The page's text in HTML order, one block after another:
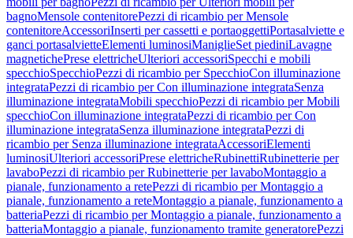
bagnoMensole contenitorePezzi di ricambio per Mensole
contenitoreAccessoriInserti per cassetti e portaoggettiPortasalviette e
ganci portasalvietteElementi luminosiManiglieSet piediniLavagne
magnetichePrese elettricheUlteriori accessoriSpecchi e mobili
specchioSpecchioPezzi di ricambio per SpecchioCon illuminazione
integrataPezzi di ricambio per Con illuminazione integrataSenza
illuminazione integrataMobili specchioPezzi di ricambio per Mobili
specchioCon illuminazione integrataPezzi di ricambio per Con
illuminazione integrataSenza illuminazione integrataPezzi di
ricambio per Senza illuminazione integrataAccessoriElementi
luminosiUlteriori accessoriPrese elettricheRubinettiRubinetterie per
lavaboPezzi di ricambio per Rubinetterie per lavaboMontaggio a
pianale, funzionamento a retePezzi di ricambio per Montaggio a
pianale, funzionamento a reteMontaggio a pianale, funzionamento a
batteriaPezzi di ricambio per Montaggio a pianale, funzionamento a
batteriaMontaggio a pianale, funzionamento tramite generatorePezzi